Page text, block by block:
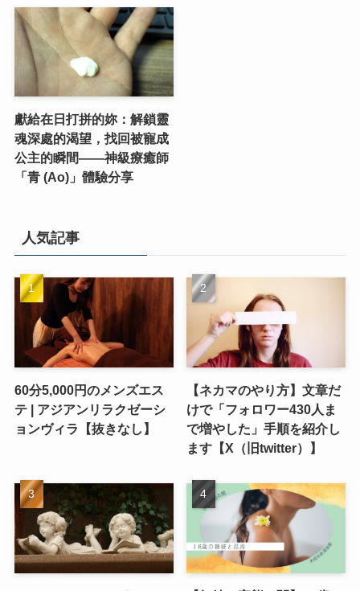
獻給在日打拼的妳：解鎖靈
魂深處的渴望，找回被寵成
公主的瞬間——神級療癒師
「青 (Ao)」體驗分享
人気記事
60分5,000円のメンズエス
テ | アジアンリラクゼーシ
ョンヴィラ【抜きなし】
【ネカマのやり方】文章だ
けで「フォロワー430人ま
で増やした」手順を紹介し
ます【X（旧twitter）】